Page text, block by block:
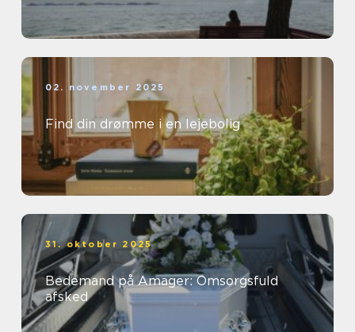
02. november 2025
Find din drømme i en lejebolig
31. oktober 2025
Bedemand på Amager: Omsorgsfuld
afsked